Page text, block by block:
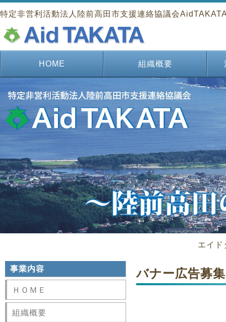
特定非営利活動法人陸前高田市支援連絡協議会
HOME 組織概要
エイド
バナー広告募集
事業内容
ＨＯＭＥ
組織概要